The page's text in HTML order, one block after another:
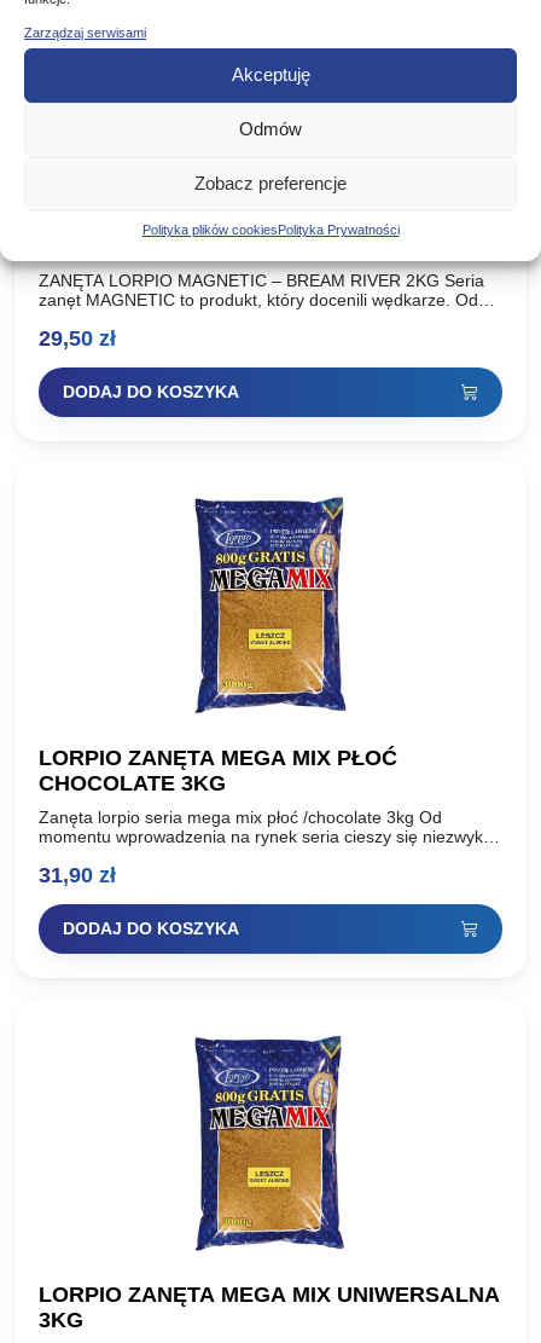
Zarządzaj serwisami
Akceptuję
Odmów
Zobacz preferencje
Polityka plików cookiesPolityka Prywatności
LORPIO ZANĘTA MAGNETIC BREAM RIVER
ZANĘTA LORPIO MAGNETIC – BREAM RIVER 2KG Seria
zanęt MAGNETIC to produkt, który docenili wędkarze. Od
stwierdzić, że…
29,50 zł
DODAJ DO KOSZYKA
LORPIO ZANĘTA MEGA MIX PŁOĆ
CHOCOLATE 3KG
Zanęta lorpio seria mega mix płoć /chocolate 3kg Od
momentu wprowadzenia na rynek seria cieszy się niezwykłą
uniwersalność, równie…
31,90 zł
DODAJ DO KOSZYKA
LORPIO ZANĘTA MEGA MIX UNIWERSALNA
3KG